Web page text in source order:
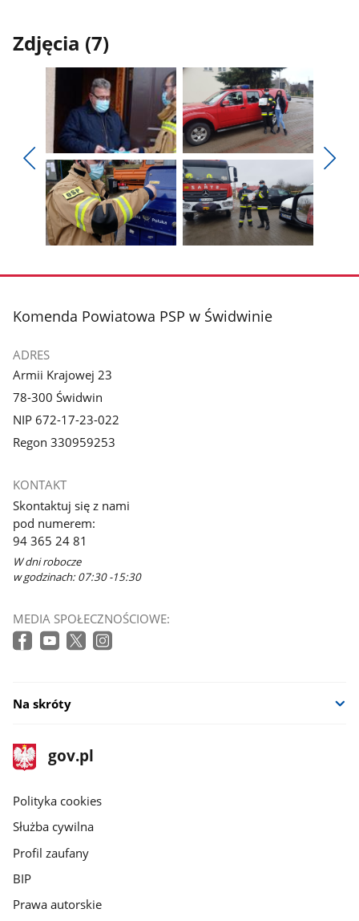
Zdjęcia (7)
Pokaż
poprzednie
zdjęcia
Pokaż
zdjęcie
1
z
galerii.
Pokaż
zdjęcie
2
z
galerii.
zdjęcie
galerii.
zdjęcie
galerii.
stopka
Komenda Powiatowa PSP w Świdwinie
ADRES
Armii Krajowej 23
78-300 Świdwin
NIP 672-17-23-022
Regon 330959253
KONTAKT
Skontaktuj się z nami
pod numerem:
94 365 24 81
W dni robocze
w godzinach: 07:30 -15:30
MEDIA SPOŁECZNOŚCIOWE:
Na skróty
stopka
gov.pl
Strona
gov.pl
gov.pl
Polityka cookies
Służba cywilna
Profil zaufany
BIP
Prawa autorskie